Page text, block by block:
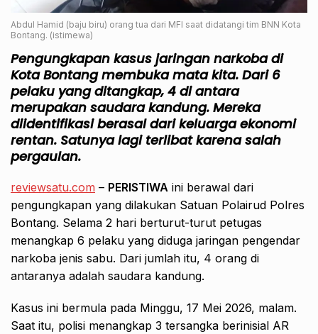
Abdul Hamid (baju biru) orang tua dari MFI saat didatangi tim BNN Kota
Bontang. (istimewa)
Pengungkapan kasus jaringan narkoba di
Kota Bontang membuka mata kita. Dari 6
pelaku yang ditangkap, 4 di antara
merupakan saudara kandung. Mereka
diidentifikasi berasal dari keluarga ekonomi
rentan. Satunya lagi terlibat karena salah
pergaulan.
reviewsatu.com – PERISTIWA ini berawal dari
pengungkapan yang dilakukan Satuan Polairud Polres
Bontang. Selama 2 hari berturut-turut petugas
menangkap 6 pelaku yang diduga jaringan pengendar
narkoba jenis sabu. Dari jumlah itu, 4 orang di
antaranya adalah saudara kandung.
Kasus ini bermula pada Minggu, 17 Mei 2026, malam.
Saat itu, polisi menangkap 3 tersangka berinisial AR